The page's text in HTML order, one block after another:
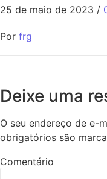
25 de maio de 2023 /
Por frg
Deixe uma
O seu endereço de e-
obrigatórios são
Comentário